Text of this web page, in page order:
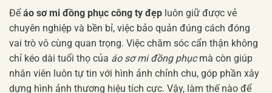
Đểáo sơ mi đồng phục công ty đẹp luôn giữ được vẻ
chuyên nghiệp và bền bỉ, việc bảo quản đúng cách đóng
vai trò vô cùng quan trọng. Việc chăm sóc cẩn thận không
chỉ kéo dài tuổi thọ của áo sơ mi đồng phụcmà còn giúp
nhân viên luôn tự tin với hình ảnh chỉnh chu, góp phần xây
dựng hình ảnh thương hiệu tích cực. Vậy, làm thế nào để